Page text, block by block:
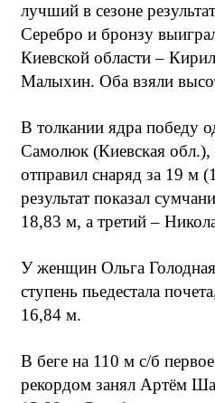
лучший в сезоне
Серебро и бронзу
Киевской области –
Малыхин. Оба взяли
В толкании ядра победу
Самолюк (Киевская обл.),
отправил снаряд за 19 м
результат показал
18,83 м, а третий –
У женщин Ольга
ступень пьедестала
16,84 м.
В беге на 110 м c/б
рекордом занял Артём